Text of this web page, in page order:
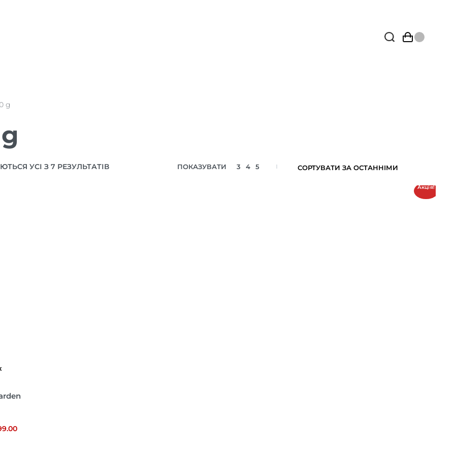
g
УСІ З 7 РЕЗУЛЬТАТІВ ПОКАЗУВАТИ 3 4 5
Акція!